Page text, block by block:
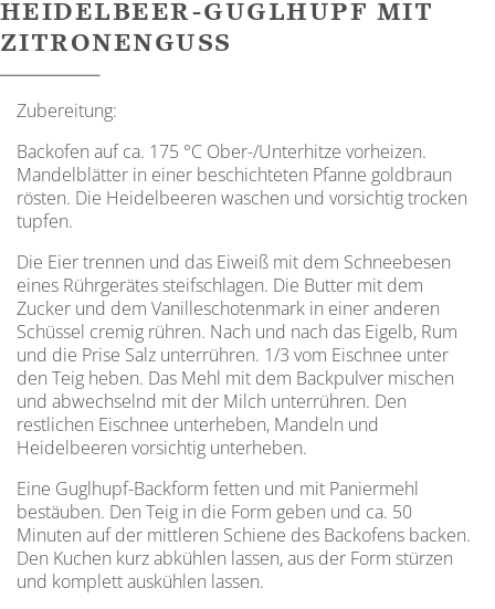
HEIDELBEER-GUGLHUPF MIT
ZITRONENGUSS
Zubereitung:
Backofen auf ca. 175 °C Ober-/Unterhitze vorheizen.
Mandelblätter in einer ­beschichteten Pfanne goldbraun
rösten. Die Heidelbeeren waschen und vorsichtig trocken
tupfen.
Die Eier trennen und das Eiweiß mit dem Schneebesen
eines Rührgerätes steifschlagen. Die Butter mit dem
Zucker und dem Vanille­schotenmark in einer anderen
Schüssel cremig rühren. Nach und nach das Eigelb, Rum
und die Prise Salz unterrühren. 1/3 vom Eischnee unter
den Teig heben. Das Mehl mit dem Backpulver mischen
und abwechselnd mit der Milch unterrühren. Den
restlichen Eischnee unterheben, Mandeln und
Heidelbeeren vorsichtig unterheben.
Eine Guglhupf-Backform fetten und mit Paniermehl
bestäuben. Den Teig in die Form geben und ca. 50
Minuten auf der mittleren Schiene des Backofens backen.
Den Kuchen kurz abkühlen lassen, aus der Form stürzen
und komplett auskühlen lassen.